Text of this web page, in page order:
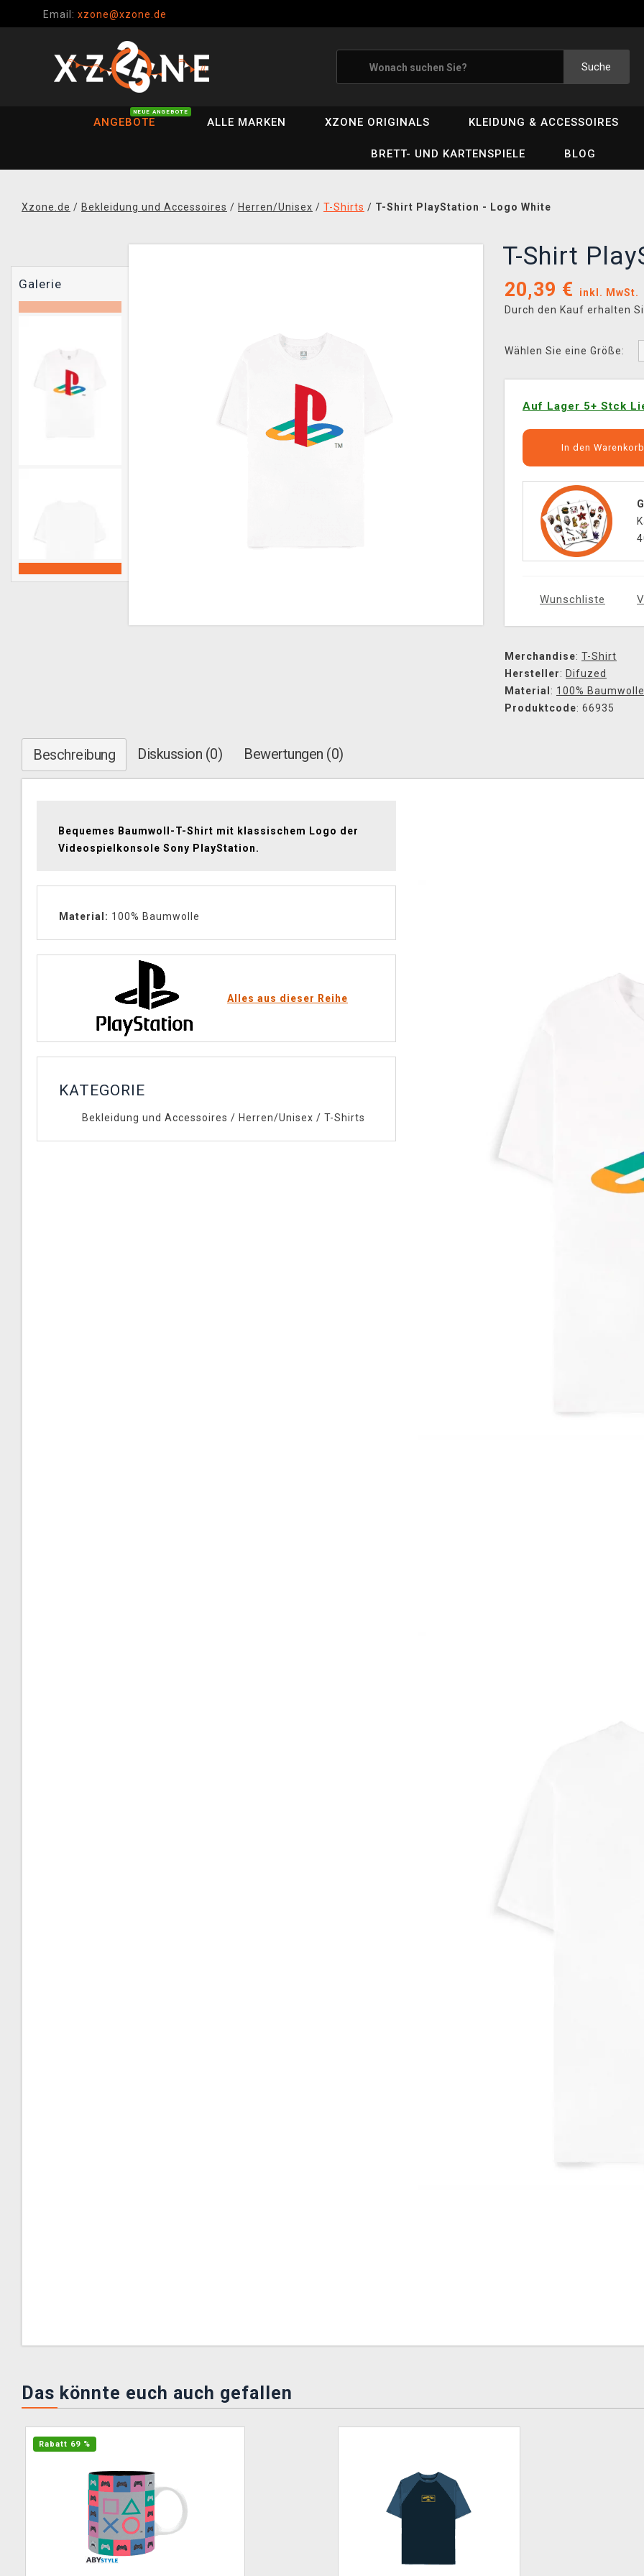
Email: xzone@xzone.de
Suche
ANGEBOTE
NEUE ANGEBOTE
ALLE MARKEN XZONE ORIGINALS KLEIDUNG & ACCESSOIRES
BRETT- UND KARTENSPIELE BLOG
Xzone.de / Bekleidung und Accessoires / Herren/Unisex / T-Shirts / T-Shirt PlayStation - Logo White
Galerie
T-Shirt
20,39 €
inkl. MwSt.
Durch den Kauf erhalten
Wählen Sie eine Größe:
Auf Lager 5+ Stck
In den Warenkorb
Wunschliste
Merchandise: T-Shirt
Hersteller: Difuzed
Material : 100% Baumwolle
Produktcode: 66935
Beschreibung Diskussion (0) Bewertungen (0)
Bequemes Baumwoll-T-Shirt mit klassischem Logo der
Videospielkonsole Sony PlayStation.
Material: 100% Baumwolle
Alles aus dieser Reihe
KATEGORIE
Bekleidung und Accessoires / Herren/Unisex / T-Shirts
Das könnte euch auch gefallen
Rabatt 69 %